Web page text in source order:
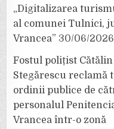
„Digitalizarea
al comunei Tulnici,
Vrancea” 30/06/2026
Fostul polițist Cătălin
Stegărescu reclamă
ordinii publice de
personalul
Vrancea într-o zonă